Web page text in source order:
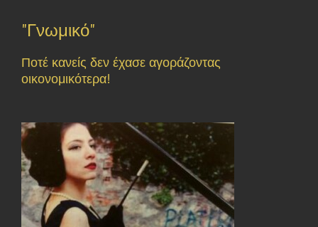
"Γνωμικό"
Ποτέ κανείς δεν έχασε αγοράζοντας
οικονομικότερα!